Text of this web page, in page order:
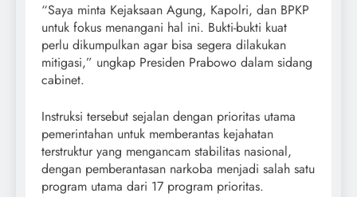
“Saya minta Kejaksaan Agung, Kapolri, dan BPKP
untuk fokus menangani hal ini. Bukti-bukti kuat
perlu dikumpulkan agar bisa segera dilakukan
mitigasi,” ungkap Presiden Prabowo dalam sidang
cabinet.
Instruksi tersebut sejalan dengan prioritas utama
pemerintahan untuk memberantas kejahatan
terstruktur yang mengancam stabilitas nasional,
dengan pemberantasan narkoba menjadi salah satu
program utama dari 17 program prioritas.